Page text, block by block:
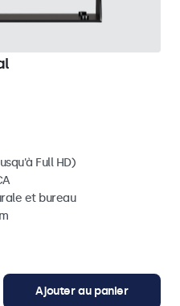
Full HD)
et bureau
Ajouter au panier